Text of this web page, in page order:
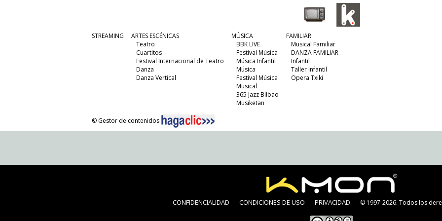
STREAMING
ARTES ESCÉNICAS
Teatro
Cuartitos
Festival Internacional de Teatro
Danza
Danza Vertical
MÚSICA
BBK LIVE
Festival Música
Música Infantil
Música
Festival Música
Musical
365 Jazz Bilbao
Musiketan
FAMILIAR
Musical Familiar
DANZA FAMILIAR
Infantil
Taller Infantil
Opera Txiki
© Gestor de contenidos
CONFIDENCIALIDAD CONDICIONES DE USO PRIVACIDAD © 1997-2026. Todos los